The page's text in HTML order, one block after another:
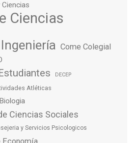
Ciencias
Come Colegial
DECEP
Atléticas
Ciencias Sociales
y Servicios Psicologicos